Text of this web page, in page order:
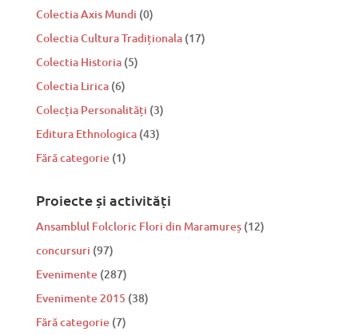
Colectia Axis Mundi (0)
Colectia Cultura Tradiționala (17)
Colectia Historia (5)
Colectia Lirica (6)
Colecția Personalități (3)
Editura Ethnologica (43)
Fără categorie (1)
Proiecte și activități
Ansamblul Folcloric Flori din Maramureș(12)
concursuri (97)
Evenimente(287)
Evenimente 2015 (38)
Fără categorie(7)